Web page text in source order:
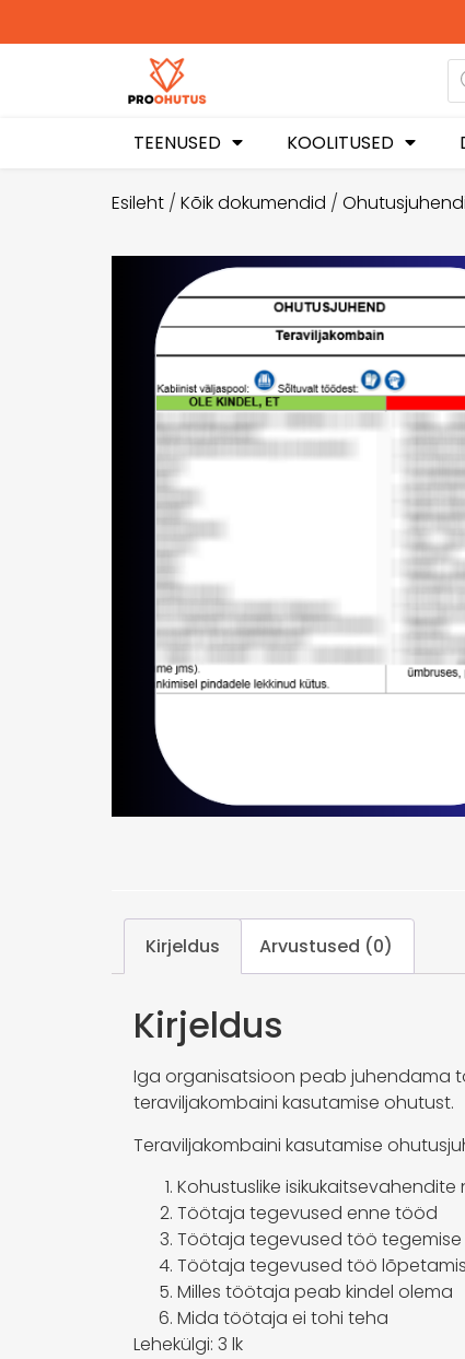
TEENUSED KOOLITUSED
Esileht / Kõik dokumendid /
Kirjeldus Arvustused (0)
Kirjeldus
Iga organisatsioon peab juhendama
teraviljakombaini kasutamise ohutust.
Teraviljakombaini kasutamise
Kohustuslike
Töötaja tegevused enne tööd
Töötaja tegevused töö tegemise
Töötaja tegevused töö
Milles töötaja peab kindel olema
Mida töötaja ei tohi teha
Lehekülgi: 3 lk